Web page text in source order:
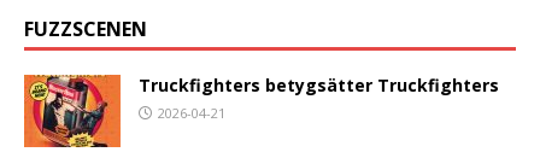
FUZZSCENEN
Truckfighters betygsätter Truckfighters
2026-04-21